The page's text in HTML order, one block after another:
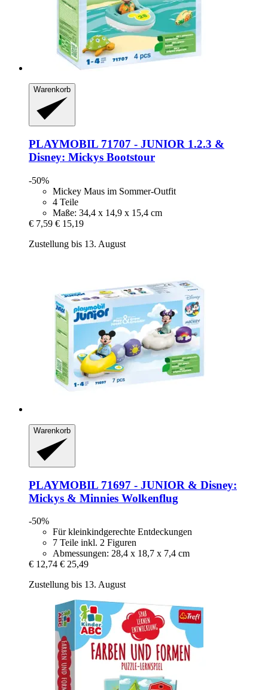
Warenkorb
PLAYMOBIL 71707 -​ JUNIOR 1.2.3 &
Disney: Mickys Bootstour
-50%
Mickey Maus im Sommer-Outfit
4 Teile
Maße: 34,4 x 14,9 x 15,4 cm
€ 7,59 € 15,19
Zustellung bis 13. August
Warenkorb
PLAYMOBIL 71697 -​ JUNIOR & Disney:
Mickys & Minnies Wolkenflug
-50%
Für kleinkindgerechte Entdeckungen
7 Teile inkl. 2 Figuren
Abmessungen: 28,4 x 18,7 x 7,4 cm
€ 12,74 € 25,49
Zustellung bis 13. August